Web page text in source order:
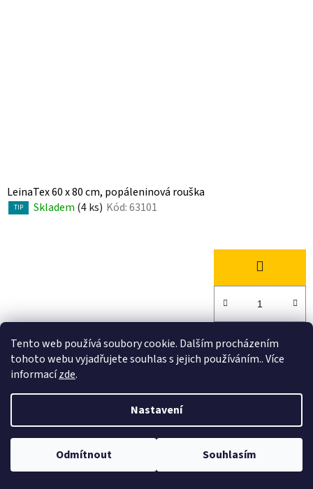
Tento web používá soubory cookie. Dalším procházením
tohoto webu vyjadřujete souhlas s jejich používáním.. Více
informacízde.
Nastavení
Odmítnout Souhlasím
LeinaTex 60 x 80 cm, popáleninová rouška
TIP Skladem (4 ks) Kód:63101